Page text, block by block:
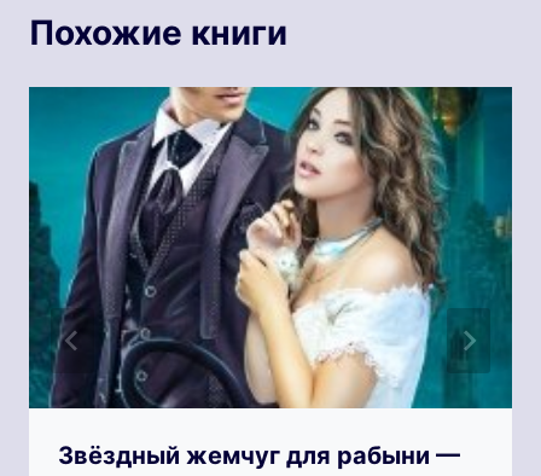
Похожие книги
Звёздный жемчуг для рабыни —